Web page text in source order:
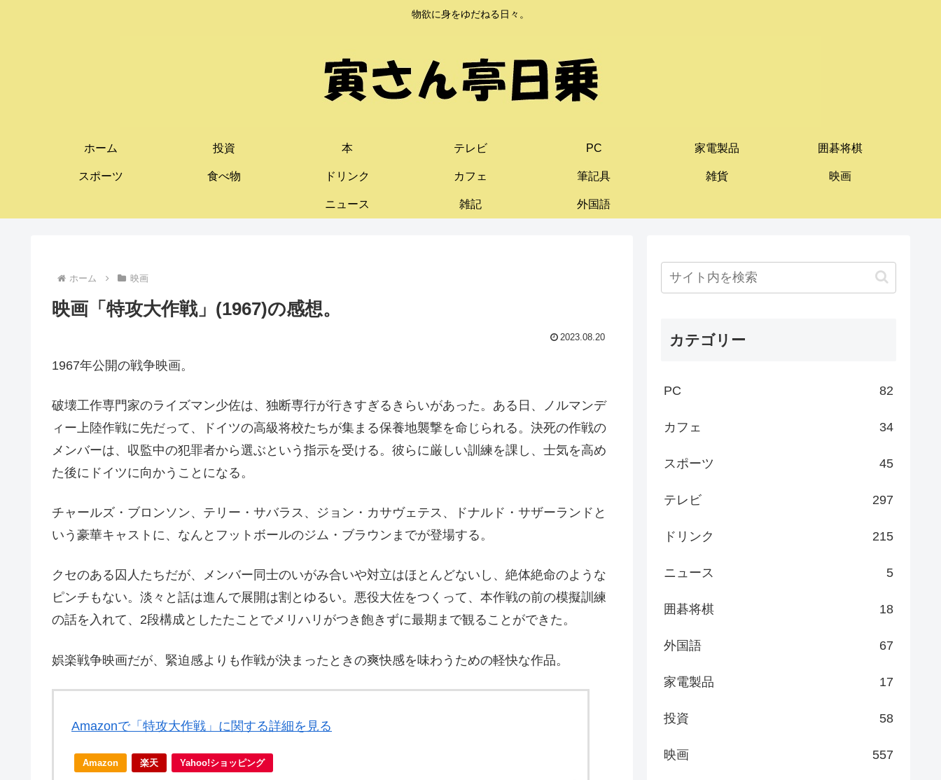
物欲に身をゆだねる日々。
ホーム 投資 本 テレビ PC 家電製品 囲碁将棋
スポーツ 食べ物 ドリンク カフェ 筆記具 雑貨 映画
ニュース 雑記 外国語
ホーム 映画
映画「特攻大作戦」(1967)の感想。
2023.08.20
1967年公開の戦争映画。
破壊工作専門家のライズマン少佐は、独断専行が行きすぎるきらいがあった。ある日、ノルマンデ
ィー上陸作戦に先だって、ドイツの高級将校たちが集まる保養地襲撃を命じられる。決死の作戦の
メンバーは、収監中の犯罪者から選ぶという指示を受ける。彼らに厳しい訓練を課し、士気を高め
た後にドイツに向かうことになる。
チャールズ・ブロンソン、テリー・サバラス、ジョン・カサヴェテス、ドナルド・サザーランドと
いう豪華キャストに、なんとフットボールのジム・ブラウンまでが登場する。
クセのある囚人たちだが、メンバー同士のいがみ合いや対立はほとんどないし、絶体絶命のような
ピンチもない。淡々と話は進んで展開は割とゆるい。悪役大佐をつくって、本作戦の前の模擬訓練
の話を入れて、2段構成としたたことでメリハリがつき飽きずに最期まで観ることができた。
娯楽戦争映画だが、緊迫感よりも作戦が決まったときの爽快感を味わうための軽快な作品。
Amazonで「特攻大作戦」に関する詳細を見る
Amazon 楽天 Yahoo!ショッピング
カテゴリー
PC 82
カフェ 34
スポーツ 45
テレビ 297
ドリンク 215
ニュース 5
囲碁将棋 18
外国語 67
家電製品 17
投資 58
映画 557